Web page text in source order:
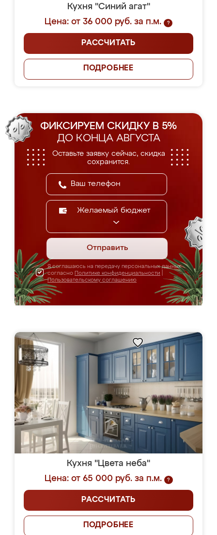
Кухня "Синий агат"
Цена: от 36 000 руб. за п.м.
?
РАССЧИТАТЬ
ПОДРОБНЕЕ
ФИКСИРУЕМ СКИДКУ В 5%
ДО КОНЦА АВГУСТА
Оставьте заявку сейчас, скидка
сохранится.
Желаемый бюджет
Отправить
Я соглашаюсь на передачу персональных данных
согласно Политике конфиденциальности
Пользовательскому соглашению
Кухня "Цвета неба"
Цена: от 65 000 руб. за п.м.
?
РАССЧИТАТЬ
ПОДРОБНЕЕ